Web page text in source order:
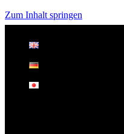
Zum Inhalt springen